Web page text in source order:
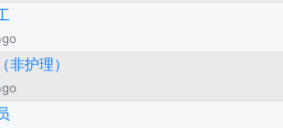
非护理）